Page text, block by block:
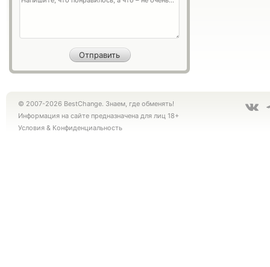
© 2007-2026 BestChange. Знаем, где обменять!
Информация на сайте предназначена для лиц 18+
Условия & Конфиденциальность